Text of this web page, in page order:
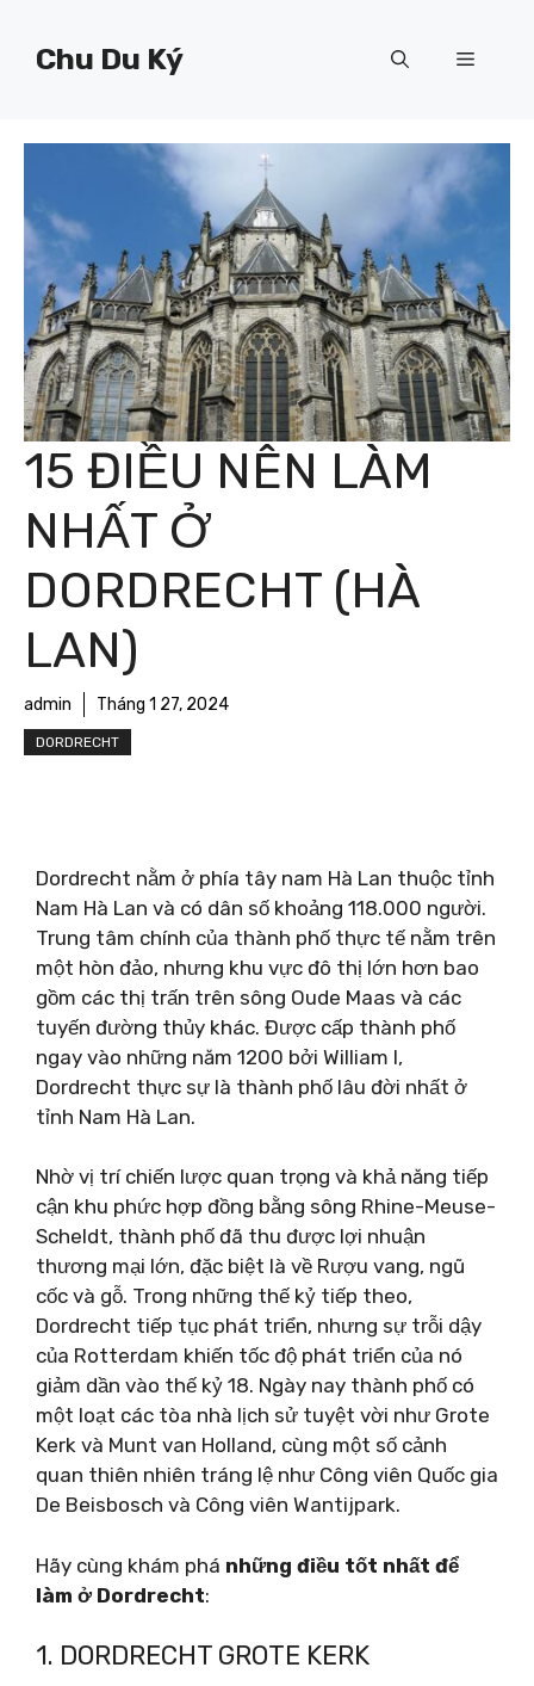
Chu Du Ký Menu
15 ĐIỀU NÊN LÀM
NHẤT Ở
DORDRECHT (HÀ
LAN)
admin Tháng 1 27, 2024
DORDRECHT
Dordrecht nằm ở phía tây nam Hà Lan thuộc tỉnh
Nam Hà Lan và có dân số khoảng 118.000 người.
Trung tâm chính của thành phố thực tế nằm trên
một hòn đảo, nhưng khu vực đô thị lớn hơn bao
gồm các thị trấn trên sông Oude Maas và các
tuyến đường thủy khác. Được cấp thành phố
ngay vào những năm 1200 bởi William I,
Dordrecht thực sự là thành phố lâu đời nhất ở
tỉnh Nam Hà Lan.
Nhờ vị trí chiến lược quan trọng và khả năng tiếp
cận khu phức hợp đồng bằng sông Rhine-Meuse-
Scheldt, thành phố đã thu được lợi nhuận
thương mại lớn, đặc biệt là về Rượu vang, ngũ
cốc và gỗ. Trong những thế kỷ tiếp theo,
Dordrecht tiếp tục phát triển, nhưng sự trỗi dậy
của Rotterdam khiến tốc độ phát triển của nó
giảm dần vào thế kỷ 18. Ngày nay thành phố có
một loạt các tòa nhà lịch sử tuyệt vời như Grote
Kerk và Munt van Holland, cùng một số cảnh
quan thiên nhiên tráng lệ như Công viên Quốc gia
De Beisbosch và Công viên Wantijpark.
Hãy cùng khám phá những điều tốt nhất để
làm ở Dordrecht:
1. DORDRECHT GROTE KERK